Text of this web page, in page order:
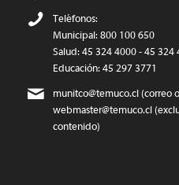
Teléfonos:
Municipal: 800 100 650
Salud: 45 324 4000 - 45 324
Educación: 45 297 3771
munitco@temuco.cl(correo
webmaster@temuco.cl
contenido)